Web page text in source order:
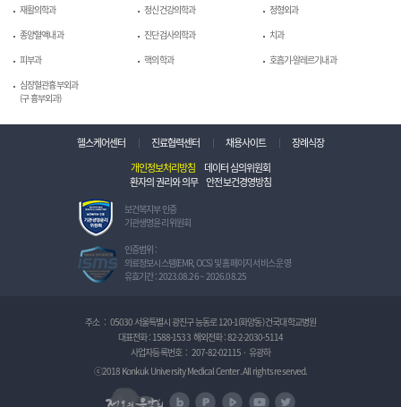
재활의학과
정신건강의학과
정형외과
종양혈액내과
진단검사의학과
치과
피부과
핵의학과
호흡기-알레르기내과
심장혈관흉부외과
(구 흉부외과)
헬스케어센터 진료협력센터 채용사이트
장례식장
개인정보처리방침
데이터 심의위원회
환자의 권리와 의무
안전보건경영방침
보
건
복
지
부
인
관
생
리
보건복지부 인증
기관생명윤리 위원회
정
보
보
리
체
증
인증범위 :
의료정보시스템(EMR, OCS) 및 홈페이지 서비스 운영
유효기간 : 2023.08.26 ~ 2026.08.25
주소 : 05030 서울특별시 광진구 능동로 120-1(화양동) 건국대학교병원
대표전화 : 1588-1533해외전화 :82-2-2030-5114
사업자등록번호 : 207-82-02115 · 유광하
ⓒ2018 Konkuk University Medical Center. All rights reserved.
정오의 음악회naver blognaver postnaver TVU tube